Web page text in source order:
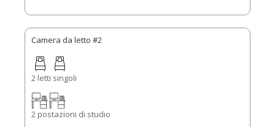
Camera da letto #2
2 letti singoli
2 postazioni di studio